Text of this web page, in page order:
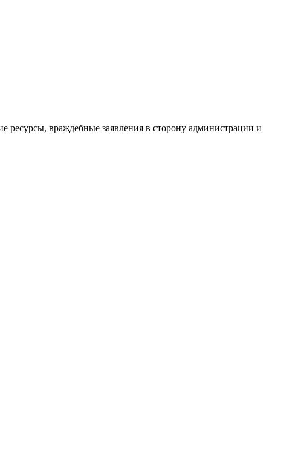
ресурсы, враждебные заявления в сторону администрации и